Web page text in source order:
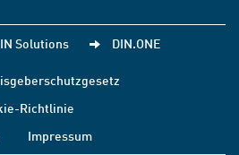
Solutions DIN.ONE
Richtlinie
Impressum